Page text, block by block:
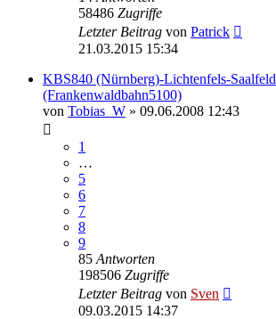
58486 Zugriffe
Letzter Beitrag von Patrick
21.03.2015 15:34
KBS840 (Nürnberg)-Lichtenfels-Saalfeld
(Frankenwaldbahn5100)
von Tobias_W » 09.06.2008 12:43
1
…
5
6
7
8
9
85 Antworten
198506 Zugriffe
Letzter Beitrag von Sven
09.03.2015 14:37